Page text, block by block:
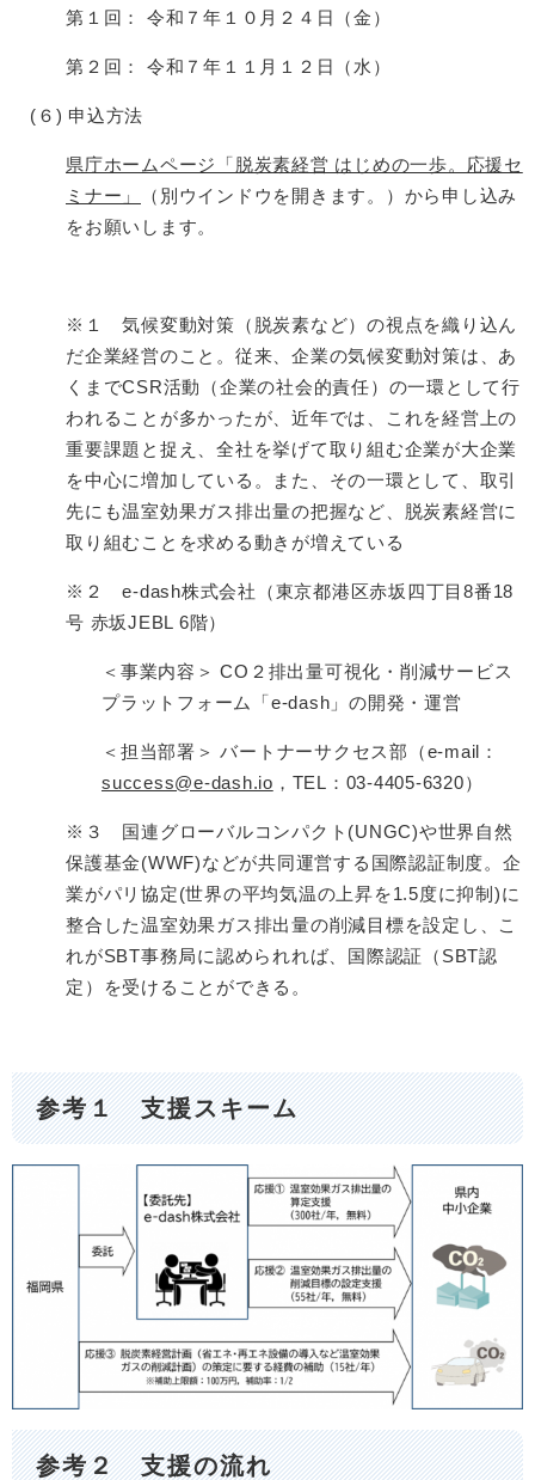
第１回： 令和７年１０月２４日（金）
第２回： 令和７年１１月１２日（水）
(６) 申込方法
県庁ホームページ「脱炭素経営 はじめの一歩。応援セ
ミナー」
（別ウインドウを開きます。）から申し込み
をお願いします。
※１ 気候変動対策（脱炭素など）の視点を織り込ん
だ企業経営のこと。従来、企業の気候変動対策は、あ
くまでCSR活動（企業の社会的責任）の一環として行
われることが多かったが、近年では、これを経営上の
重要課題と捉え、全社を挙げて取り組む企業が大企業
を中心に増加している。また、その一環として、取引
先にも温室効果ガス排出量の把握など、脱炭素経営に
取り組むことを求める動きが増えている
※２ e-dash株式会社（東京都港区赤坂四丁目8番18
号 赤坂JEBL 6階）
＜事業内容＞ CO２排出量可視化・削減サービス
プラットフォーム「e-dash」の開発・運営
＜担当部署＞ バートナーサクセス部（e-mail：
success@e-dash.io ，TEL：03-4405-6320）
※３ 国連グローバルコンパクト(UNGC)や世界自然
保護基金(WWF)などが共同運営する国際認証制度。企
業がパリ協定(世界の平均気温の上昇を1.5度に抑制)に
整合した温室効果ガス排出量の削減目標を設定し、こ
れがSBT事務局に認められれば、国際認証（SBT認
定）を受けることができる。
参考１ 支援スキーム
参考２ 支援の流れ